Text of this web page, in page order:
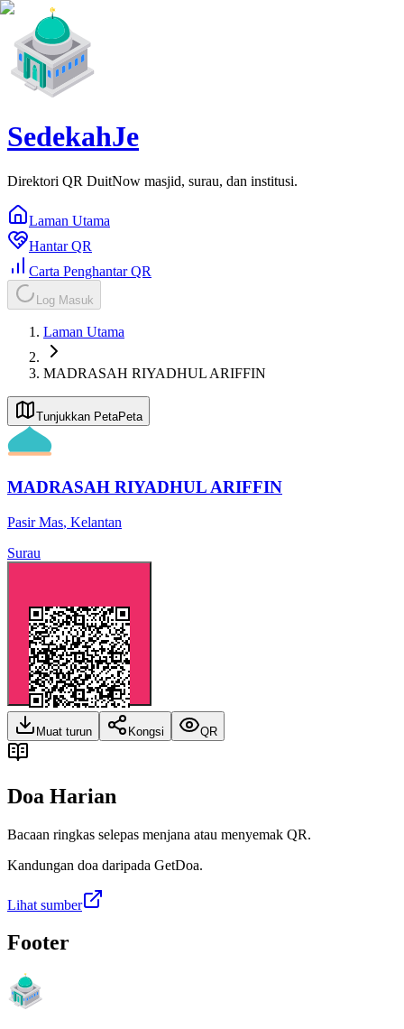
SedekahJe
Direktori QR DuitNow masjid, surau, dan institusi.
Laman Utama
Hantar QR
Carta Penghantar QR
Log Masuk
Laman Utama
MADRASAH RIYADHUL ARIFFIN
Tunjukkan PetaPeta
MADRASAH RIYADHUL ARIFFIN
Pasir Mas, Kelantan
Surau
Muat turun Kongsi QR
Doa Harian
Bacaan ringkas selepas menjana atau menyemak QR.
Kandungan doa daripada GetDoa.
Lihat sumber
Footer